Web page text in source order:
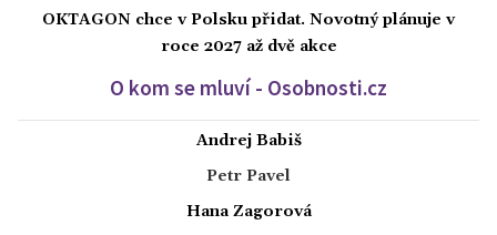
OKTAGON chce v Polsku přidat. Novotný plánuje v
roce 2027 až dvě akce
O kom se mluví - Osobnosti.cz
Andrej Babiš
Petr Pavel
Hana Zagorová